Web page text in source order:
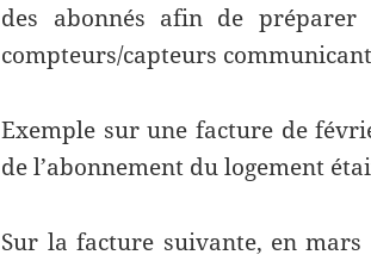
des abonnés afin de
compteurs/capteurs
Exemple sur une facture de
de l’abonnement du logement
Sur la facture suivante, en